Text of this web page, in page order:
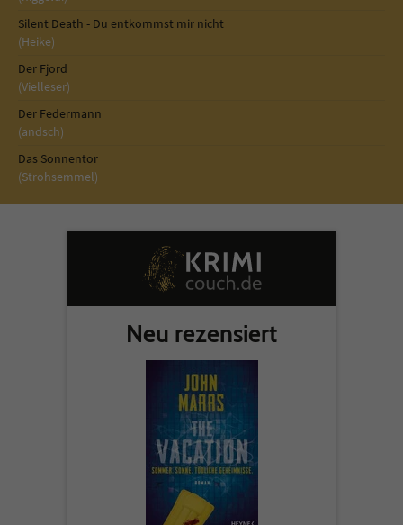
Silent Death - Du entkommst mir nicht
(Heike)
Der Fjord
(Vielleser)
Der Federmann
(andsch)
Das Sonnentor
(Strohsemmel)
Neu rezensiert